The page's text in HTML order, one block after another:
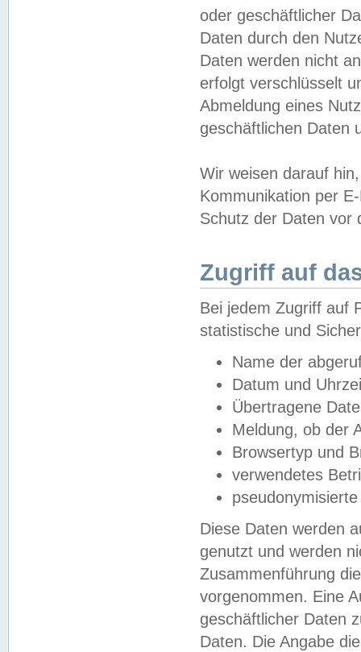
oder geschäftlicher
Daten durch den
Daten werden nicht
erfolgt verschlüsselt
Abmeldung eines
geschäftlichen Daten
Wir weisen darauf
Kommunikation per
Schutz der Daten vor
Zugriff auf
Bei jedem Zugriff auf
statistische und
Name der
Datum und
Übertragene
Meldung, ob der
Browsertyp und
verwendetes
Diese Daten werden
genutzt und werden
Zusammenführung
vorgenommen. Eine
geschäftlicher Daten
Daten. Die Angabe